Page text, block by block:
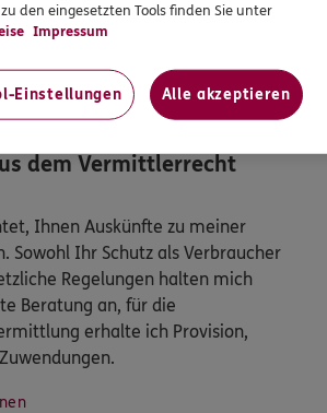
dem Vermittlerrecht
Ihnen Auskünfte zu meiner
Sowohl Ihr Schutz als Verbraucher
Regelungen halten mich
Beratung an, für die
erhalte ich Provision,
den eingesetzten Tools finden Sie unter
Impressum
Einstellungen Alle akzeptieren